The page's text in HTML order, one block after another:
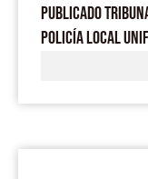
PUBLICADO
POLICÍA LOCAL